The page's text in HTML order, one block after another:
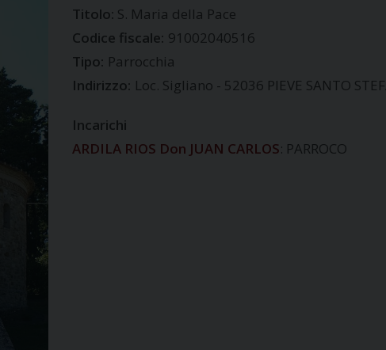
S. Maria della Pace
Codice fiscale: 91002040516
Tipo: Parrocchia
Indirizzo: Loc. Sigliano - 52036 PIEVE SANTO
Incarichi
ARDILA RIOS Don JUAN CARLOS: PARROCO